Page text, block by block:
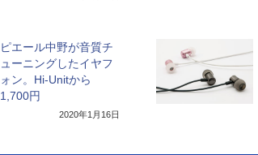
ピエール中野が音質チ
ューニングしたイヤフ
ォン。Hi-Unitから
1,700円
2020年1月16日